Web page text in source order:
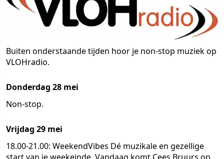
Buiten onderstaande tijden hoor je non-stop muziek op
VLOHradio.
Donderdag 28 mei
Non-stop.
Vrijdag 29 mei
18.00-21.00: WeekendVibes Dé muzikale en gezellige